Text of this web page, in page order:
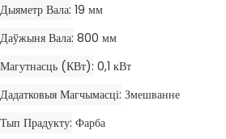
Дыяметр Вала 19 мм
Даўжыня Вала 800 мм
Магутнасць (кВт) 0,1 кВт
Дадатковыя Магчымасці Змешванне
Тып Прадукту Фарба